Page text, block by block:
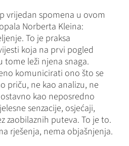
vrijedan spomena u ovom
Norberta Kleina:
To je praksa
koja na prvi pogled
tome leži njena snaga.
komunicirati ono što se
priču, ne kao analizu, ne
kao neposredno
senzacije, osjećaji,
zaobilaznih puteva. To je to.
rješenja, nema objašnjenja.